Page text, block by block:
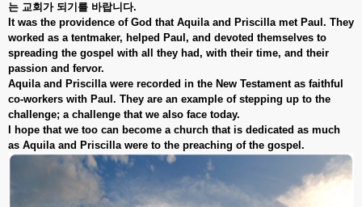
는 교회가 되기를 바랍니다.
It was the providence of God that Aquila and Priscilla met Paul. They
worked as a tentmaker, helped Paul, and devoted themselves to
spreading the gospel with all they had, with their time, and their
passion and fervor.
Aquila and Priscilla were recorded in the New Testament as faithful
co-workers with Paul. They are an example of stepping up to the
challenge; a challenge that we also face today.
I hope that we too can become a church that is dedicated as much
as Aquila and Priscilla were to the preaching of the gospel.